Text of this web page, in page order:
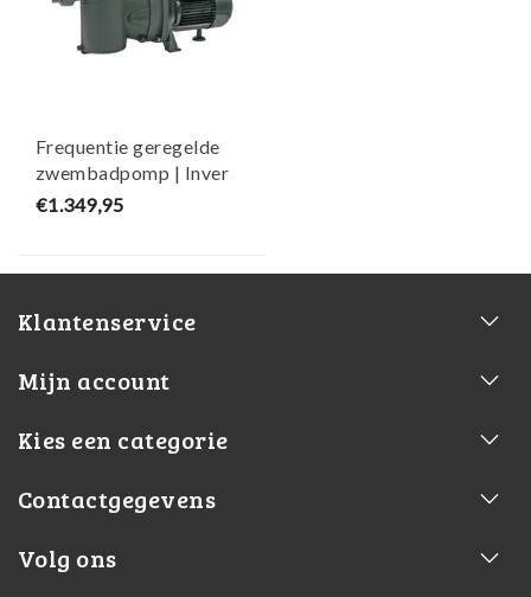
Frequentie geregelde
zwembadpomp | Inver
iQ 150 | 21 m³/h | 230 V
€1.349,95
Klantenservice
Mijn account
Kies een categorie
Contactgegevens
Volg ons